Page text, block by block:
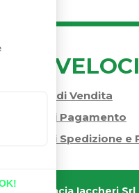
LINK VELOCI
Condizioni di Vendita
Modalità di Pagamento
Modalità di Spedizione e